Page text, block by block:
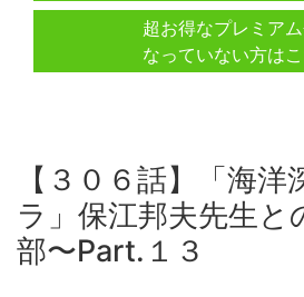
超お得なプレミア
なっていない方はこ
【３０６話】「海洋
ラ」保江邦夫先生と
部〜Part.１３